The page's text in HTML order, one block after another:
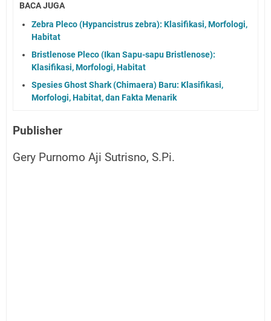
BACA JUGA
Zebra Pleco (Hypancistrus zebra): Klasifikasi, Morfologi,
Habitat
Bristlenose Pleco (Ikan Sapu-sapu Bristlenose):
Klasifikasi, Morfologi, Habitat
Spesies Ghost Shark (Chimaera) Baru: Klasifikasi,
Morfologi, Habitat, dan Fakta Menarik
Publisher
Gery Purnomo Aji Sutrisno, S.Pi.